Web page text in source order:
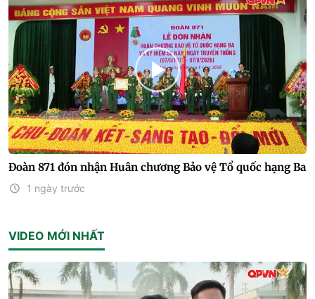
Đoàn 871 đón nhận Huân chương Bảo vệ Tổ quốc hạng Ba
1 ngày trước
VIDEO MỚI NHẤT